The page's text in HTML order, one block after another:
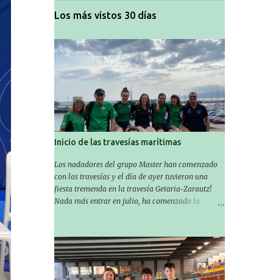
Los más vistos 30 días
Inicio de las travesías marítimas
Los nadadores del grupo Master han comenzado
con las travesías y el día de ayer tuvieron una
fiesta tremenda en la travesía Getaria-Zarautz!
Nada más entrar en julio, ha comenzado la
Masters de nuestro equipo! En esta ocasión han
empezado a participar más tarde, pero ya han
estado en tres citas y están muy contentos,
esperando la fecha de su próxima cita. Para